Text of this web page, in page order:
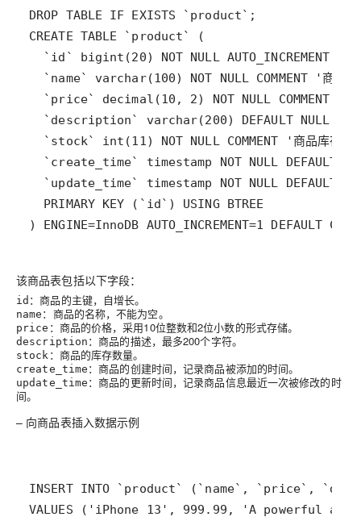
) ENGINE=InnoDB AUTO_INCREMENT=1 DEFAULT
该商品表包括以下字段：
id ：商品的主键，自增长。
name ：商品的名称，不能为空。
price ：商品的价格，采用10位整数和2位小数的形式存储。
description ：商品的描述，最多200个字符。
stock ：商品的库存数量。
create_time ：商品的创建时间，记录商品被添加的时间。
update_time ：商品的更新时间，记录商品信息最近一次被修改的时
间。
– 向商品表插入数据示例